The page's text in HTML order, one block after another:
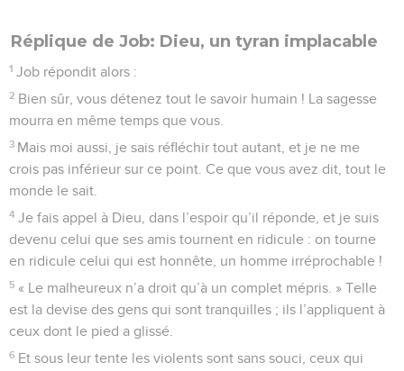
Réplique de Job: Dieu, un tyran implacable
1 Job répondit alors :
2 Bien sûr, vous détenez tout le savoir humain ! La sagesse
mourra en même temps que vous.
3 Mais moi aussi, je sais réfléchir tout autant, et je ne me
crois pas inférieur sur ce point. Ce que vous avez dit, tout le
monde le sait.
4 Je fais appel à Dieu, dans l’espoir qu’il réponde, et je suis
devenu celui que ses amis tournent en ridicule : on tourne
en ridicule celui qui est honnête, un homme irréprochable !
5 « Le malheureux n’a droit qu’à un complet mépris. » Telle
est la devise des gens qui sont tranquilles ; ils l’appliquent à
ceux dont le pied a glissé.
6 Et sous leur tente les violents sont sans souci, ceux qui